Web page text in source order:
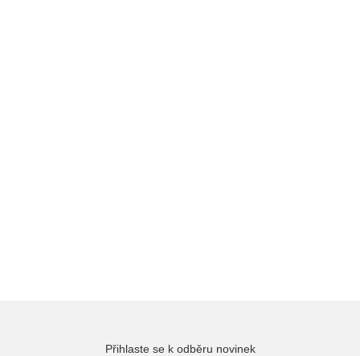
Přihlaste se k odběru novinek